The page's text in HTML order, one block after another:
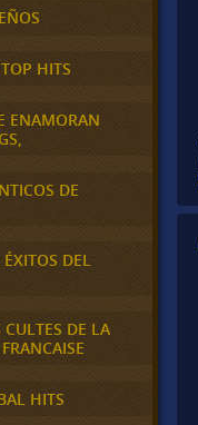
HITS
ENAMORAN
DE
DEL
CULTES DE LA
HITS